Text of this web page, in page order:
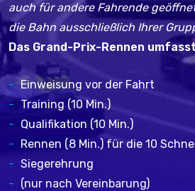
auch für andere Fahrende
die Bahn ausschließlich Ihrer
Das Grand-Prix-Rennen
Einweisung vor der Fahrt
Training (10 Min.)
Qualifikation (10 Min.)
Rennen (8 Min.) für die 10
Siegerehrung
(nur nach Vereinbarung)